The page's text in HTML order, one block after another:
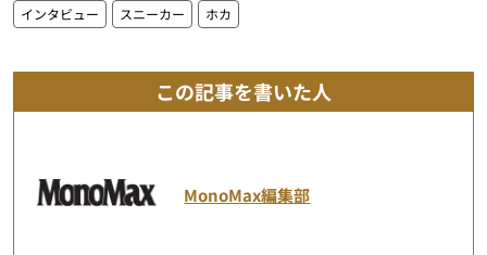
インタビュー
スニーカー ホカ
この記事を書いた人
MonoMax編集部